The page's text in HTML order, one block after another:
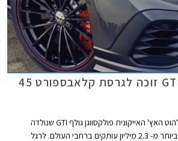
פולקסווגן גולף GTI זוכה לגרסת קלאבספורט 45
פולקסווגן חוגגת 45 שנים להוט האץ' האייקונית פולקסווגן גולף GTI שנולדה
בשנת 1976 ומאז נמכרה ביותר מ- 2.3 מיליון עותקים ברחבי העולם. לרגל